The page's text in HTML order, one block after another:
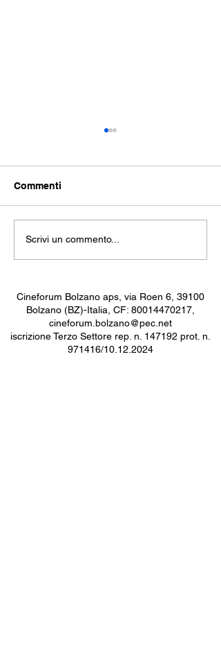
La Trilogia della
Rivoluzione
Commenti
Scrivi un commento...
Cineforum Bolzano aps, via Roen 6, 39100
Bolzano (BZ)-Italia, CF: 80014470217
cineforum.bolzano@pec.net
iscrizione Terzo Settore rep. n. 147192 prot. n.
971416/10.12.2024